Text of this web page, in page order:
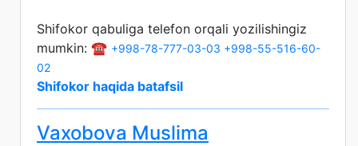
Shifokor qabuliga telefon orqali yozilishingiz
mumkin: ☎️ +998-78-777-03-03 +998-55-516-60-
02
Shifokor haqida batafsil
Vaxobova Muslima